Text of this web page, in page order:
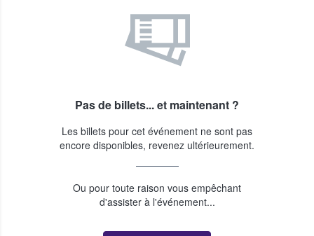
Pas de billets... et maintenant ?
Les billets pour cet événement ne sont pas
encore disponibles, revenez ultérieurement.
Ou pour toute raison vous empêchant
d'assister à l'événement...